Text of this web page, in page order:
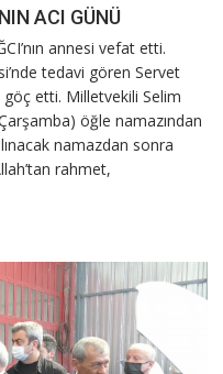
ACI GÜNÜ
annesi vefat etti.
tedavi gören Servet
göç etti. Milletvekili Selim
öğle namazından
namazdan sonra
rahmet,